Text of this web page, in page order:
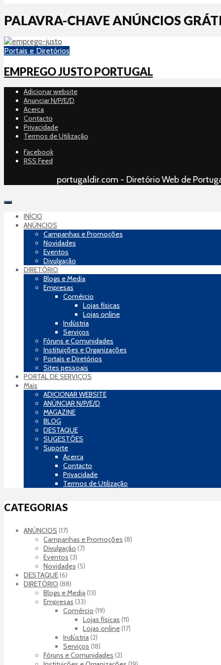
PALAVRA-CHAVE ANÚNCIOS
Portais e Diretórios
EMPREGO JUSTO PORTUGAL
Adicionar website
Anunciar N/P/E/D
Acerca
Contacto
Privacidade
Termos de Utilização
Facebook
RSS Feed
portugaldir.com - Diretório Web de
INÍCIO
ANÚNCIOS
Campanhas e Promoções
Novidades
Eventos
Divulgação
DIRETÓRIO
Blogs e Media
Empresas
Comércio
Lojas físicas
Lojas online
Indústria
Serviços
Fóruns e Comunidades
Instituições e Organizações
Portais e Diretórios
Sites pessoais
PORTAL DE SERVIÇOS
Mais
ADICIONAR WEBSITE
ANÚNCIAR N/P/E/D
MAGAZINE
BLOG
DESTAQUE
SUGESTÕES
Suporte
Acerca
Contacto
Privacidade
Termos de Utilização
CATEGORIAS
ANÚNCIOS (17)
Campanhas e Promoções (8)
Divulgação (7)
Eventos (3)
Novidades (5)
DESTAQUE(6)
DIRETÓRIO (88)
Blogs e Media(13)
Empresas (33)
Comércio (19)
Lojas físicas (11)
Lojas online(17)
Indústria(2)
Serviços (18)
Fóruns e Comunidades (2)